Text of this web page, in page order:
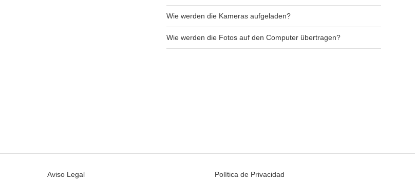
Wie werden die Kameras aufgeladen?
Wie werden die Fotos auf den Computer übertragen?
Aviso Legal Política de Privacidad